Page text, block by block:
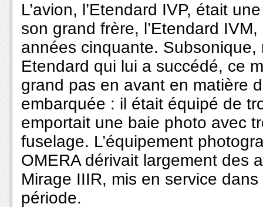
L’avion, l’Etendard IVP, était
son grand frère, l’Etendard IVM,
années cinquante.
Etendard qui lui a succédé, ce
grand pas en avant en matière
embarquée : il était équipé de
emportait une baie photo avec
fuselage. L’équipement
OMERA dérivait largement des
Mirage IIIR, mis en service dans
période.